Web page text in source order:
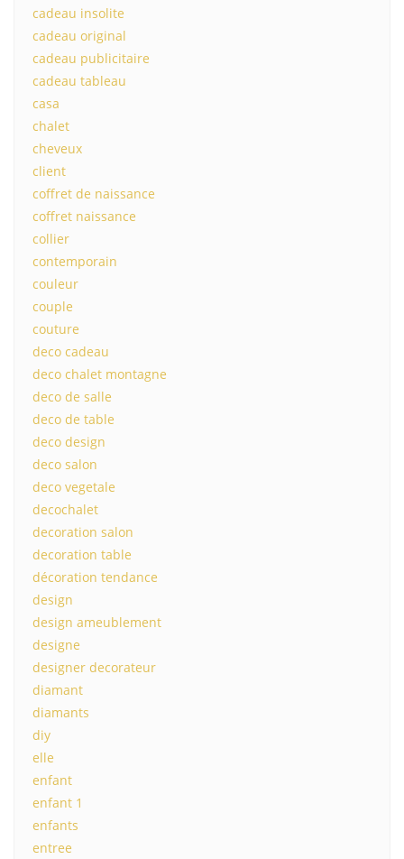
cadeau insolite
cadeau original
cadeau publicitaire
cadeau tableau
casa
chalet
cheveux
client
coffret de naissance
coffret naissance
collier
contemporain
couleur
couple
couture
deco cadeau
deco chalet montagne
deco de salle
deco de table
deco design
deco salon
deco vegetale
decochalet
decoration salon
decoration table
décoration tendance
design
design ameublement
designe
designer decorateur
diamant
diamants
diy
elle
enfant
enfant 1
enfants
entree